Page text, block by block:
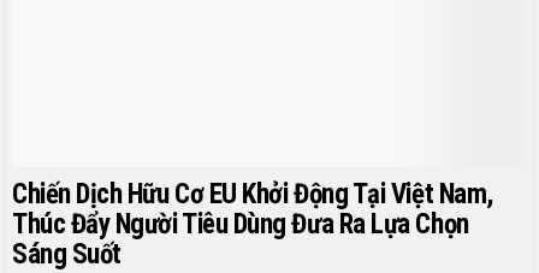
Chiến Dịch Hữu Cơ EU Khởi Động Tại Việt Nam,
Thúc Đẩy Người Tiêu Dùng Đưa Ra Lựa Chọn
Sáng Suốt